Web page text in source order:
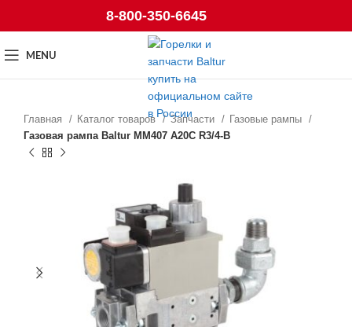
8-800-350-6645
MENU
Главная Каталог товаров Запчасти
Газовые рампы
Газовая рампа Baltur MM407 A20C R3/4-B